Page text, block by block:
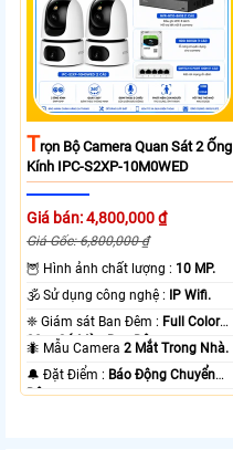
TRọn Bộ Camera Quan Sát 2 Ống
Kính IPC-S2XP-10M0WED
Giá bán: 4,800,000 ₫
Giá Gốc: 6,800,000 ₫
🦉 Hình ảnh chất lượng : 10 MP.
🕉️ Sử dụng công nghệ :
IP Wifi.
❈ Giám sát Ban Đêm : Full Color
20m Có Màu Ban Ðêm.
🐜 Mẫu Camera2 Mắt Trong Nhà.
️🔔 Đặt Điểm : Báo Động Chuyển
Động.